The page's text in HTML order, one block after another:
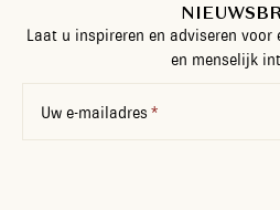
Laat u inspireren en adviseren
en menselijk
Uw e-mailadres